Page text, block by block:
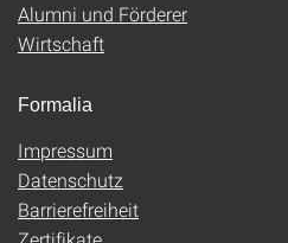
Alumni und Förderer
Wirtschaft
Formalia
Impressum
Datenschutz
Barrierefreiheit